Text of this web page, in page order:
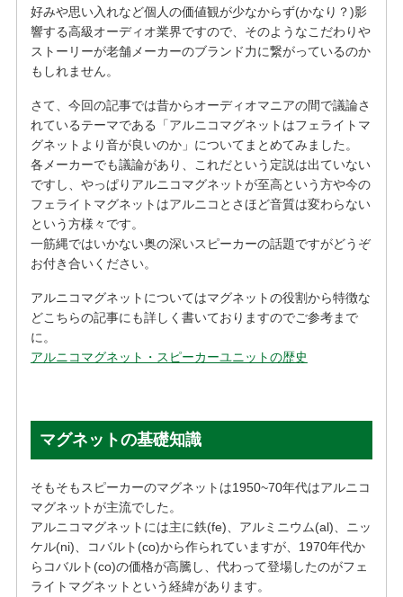
好みや思い入れなど個人の価値観が少なからず(かなり？)影
響する高級オーディオ業界ですので、そのようなこだわりや
ストーリーが老舗メーカーのブランド力に繋がっているのか
もしれません。
さて、今回の記事では昔からオーディオマニアの間で議論さ
れているテーマである「アルニコマグネットはフェライトマ
グネットより音が良いのか」についてまとめてみました。
各メーカーでも議論があり、これだという定説は出ていない
ですし、やっぱりアルニコマグネットが至高という方や今の
フェライトマグネットはアルニコとさほど音質は変わらない
という方様々です。
一筋縄ではいかない奥の深いスピーカーの話題ですがどうぞ
お付き合いください。
アルニコマグネットについてはマグネットの役割から特徴な
どこちらの記事にも詳しく書いておりますのでご参考まで
に。
アルニコマグネット・スピーカーユニットの歴史
マグネットの基礎知識
そもそもスピーカーのマグネットは1950~70年代はアルニコ
マグネットが主流でした。
アルニコマグネットには主に鉄(fe)、アルミニウム(al)、ニッ
ケル(ni)、コバルト(co)から作られていますが、1970年代か
らコバルト(co)の価格が高騰し、代わって登場したのがフェ
ライトマグネットという経緯があります。